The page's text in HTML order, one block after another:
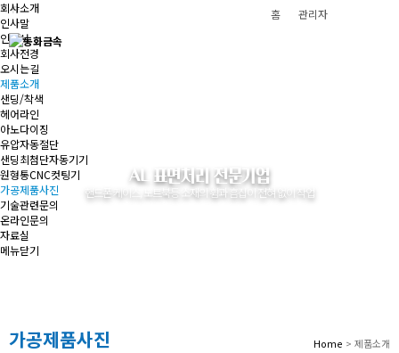
메뉴 관리자
홈
회사소개
인사말
인증서
회사전경
오시는길
제품소개
샌딩/착색
헤어라인
아노다이징
유압자동절단
샌딩최첨단자동기기
원형통CNC컷팅기
가공제품사진
기술관련문의
온라인문의
자료실
메뉴닫기
AL 표면처리 전문기업
핸드폰 케이스, 노트북등 소재의 휨과 흠집이 전혀 없이 작업
가공제품사진 Home > 제품소개